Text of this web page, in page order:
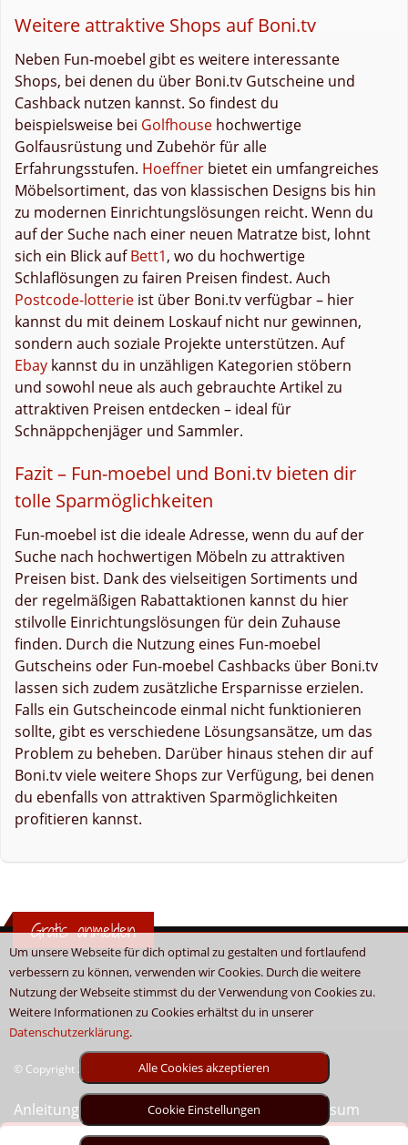
Um unsere Webseite für dich optimal zu gestalten und fortlaufend
verbessern zu können, verwenden wir Cookies. Durch die weitere
Nutzung der Webseite stimmst du der Verwendung von Cookies zu.
Weitere Informationen zu Cookies erhältst du in unserer
Datenschutzerklärung.
Alle Cookies akzeptieren
Cookie Einstellungen
Weitere attraktive Shops auf Boni.tv
Neben Fun-moebel gibt es weitere interessante
Shops, bei denen du über Boni.tv Gutscheine und
Cashback nutzen kannst. So findest du
beispielsweise bei Golfhouse hochwertige
Golfausrüstung und Zubehör für alle
Erfahrungsstufen. Hoeffner bietet ein umfangreiches
Möbelsortiment, das von klassischen Designs bis hin
zu modernen Einrichtungslösungen reicht. Wenn du
auf der Suche nach einer neuen Matratze bist, lohnt
sich ein Blick aufBett1, wo du hochwertige
Schlaflösungen zu fairen Preisen findest. Auch
Postcode-lotterie ist über Boni.tv verfügbar – hier
kannst du mit deinem Loskauf nicht nur gewinnen,
sondern auch soziale Projekte unterstützen. Auf
Ebay kannst du in unzähligen Kategorien stöbern
und sowohl neue als auch gebrauchte Artikel zu
attraktiven Preisen entdecken – ideal für
Schnäppchenjäger und Sammler.
Fazit – Fun-moebel und Boni.tv bieten dir
tolle Sparmöglichkeiten
Fun-moebel ist die ideale Adresse, wenn du auf der
Suche nach hochwertigen Möbeln zu attraktiven
Preisen bist. Dank des vielseitigen Sortiments und
der regelmäßigen Rabattaktionen kannst du hier
stilvolle Einrichtungslösungen für dein Zuhause
finden. Durch die Nutzung eines Fun-moebel
Gutscheins oder Fun-moebel Cashbacks über Boni.tv
lassen sich zudem zusätzliche Ersparnisse erzielen.
Falls ein Gutscheincode einmal nicht funktionieren
sollte, gibt es verschiedene Lösungsansätze, um das
Problem zu beheben. Darüber hinaus stehen dir auf
Boni.tv viele weitere Shops zur Verfügung, bei denen
du ebenfalls von attraktiven Sparmöglichkeiten
profitieren kannst.
Gratis anmelden
© Copyright 2026 - Boni.tv / Cashback & Gutscheine
Anleitung Sitemap Kontakt Unser Impressum